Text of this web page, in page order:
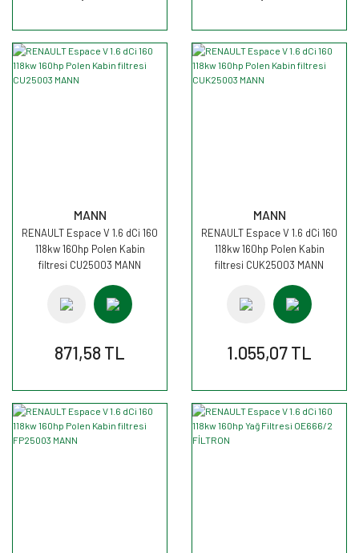
MANN
RENAULT Espace V 1.6 dCi 160
118kw 160hp Polen Kabin
filtresi CU25003 MANN
871,58 TL
MANN
RENAULT Espace V 1.6 dCi 160
118kw 160hp Polen Kabin
filtresi CUK25003 MANN
1.055,07 TL